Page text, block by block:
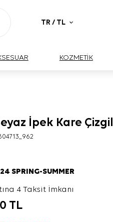
TR / TL
KOZMETİK
İpek Kare
SPRING-SUMMER
4 Taksit İmkanı
TL